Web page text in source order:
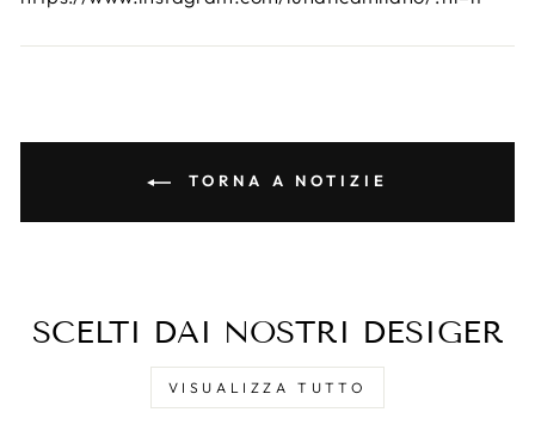
TORNA A NOTIZIE
SCELTI DAI NOSTRI DESIGER
VISUALIZZA TUTTO